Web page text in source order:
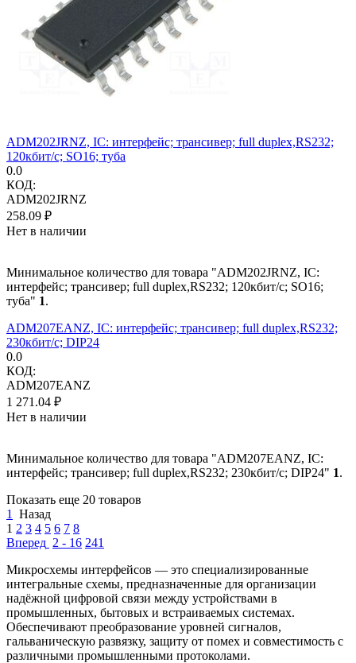
ADM202JRNZ, IC: интерфейс; трансивер; full duplex,RS232;
120кбит/с; SO16; туба
0.0
КОД:
ADM202JRNZ
258.09 ₽
Нет в наличии
Минимальное количество для товара "ADM202JRNZ, IC:
интерфейс; трансивер; full duplex,RS232; 120кбит/с; SO16;
туба" 1.
ADM207EANZ, IC: интерфейс; трансивер; full duplex,RS232;
230кбит/с; DIP24
0.0
КОД:
ADM207EANZ
1 271.04 ₽
Нет в наличии
Минимальное количество для товара "ADM207EANZ, IC:
интерфейс; трансивер; full duplex,RS232; 230кбит/с; DIP24" 1.
Показать еще 20 товаров
1
Назад
1 2 3 4 5 6 7 8
Вперед 2 - 16 241
Микросхемы интерфейсов — это специализированные
интегральные схемы, предназначенные для организации
надёжной цифровой связи между устройствами в
промышленных, бытовых и встраиваемых системах.
Обеспечивают преобразование уровней сигналов,
гальваническую развязку, защиту от помех и совместимость с
различными промышленными протоколами.